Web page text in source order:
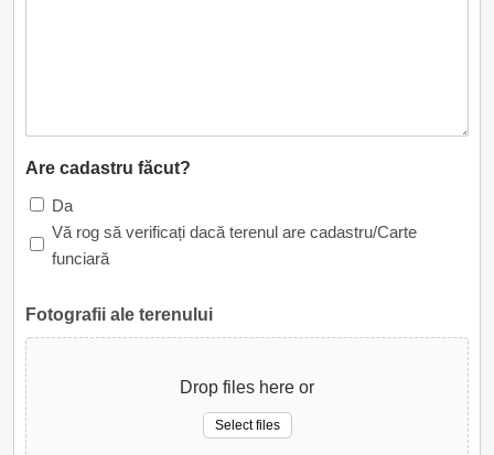
Are cadastru făcut?
Da
Vă rog să verificați dacă terenul are cadastru/Carte
funciară
Fotografii ale terenului
Drop files here or
Select files